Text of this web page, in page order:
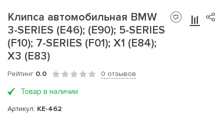
Клипса автомобильная BMW
3-SERIES (E46); (E90); 5-SERIES
(F10); 7-SERIES (F01); X1 (E84);
X3 (E83)
Рейтинг 0.0 0 отзывов
Товар в наличии
Артикул: KE-462